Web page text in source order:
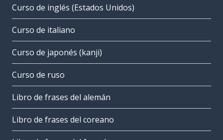
Curso de inglés (Estados Unidos)
Curso de italiano
Curso de japonés (kanji)
Curso de ruso
Libro de frases del alemán
Libro de frases del coreano